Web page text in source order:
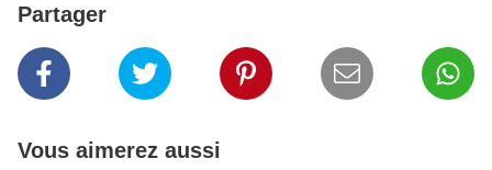
Partager
Vous aimerez aussi